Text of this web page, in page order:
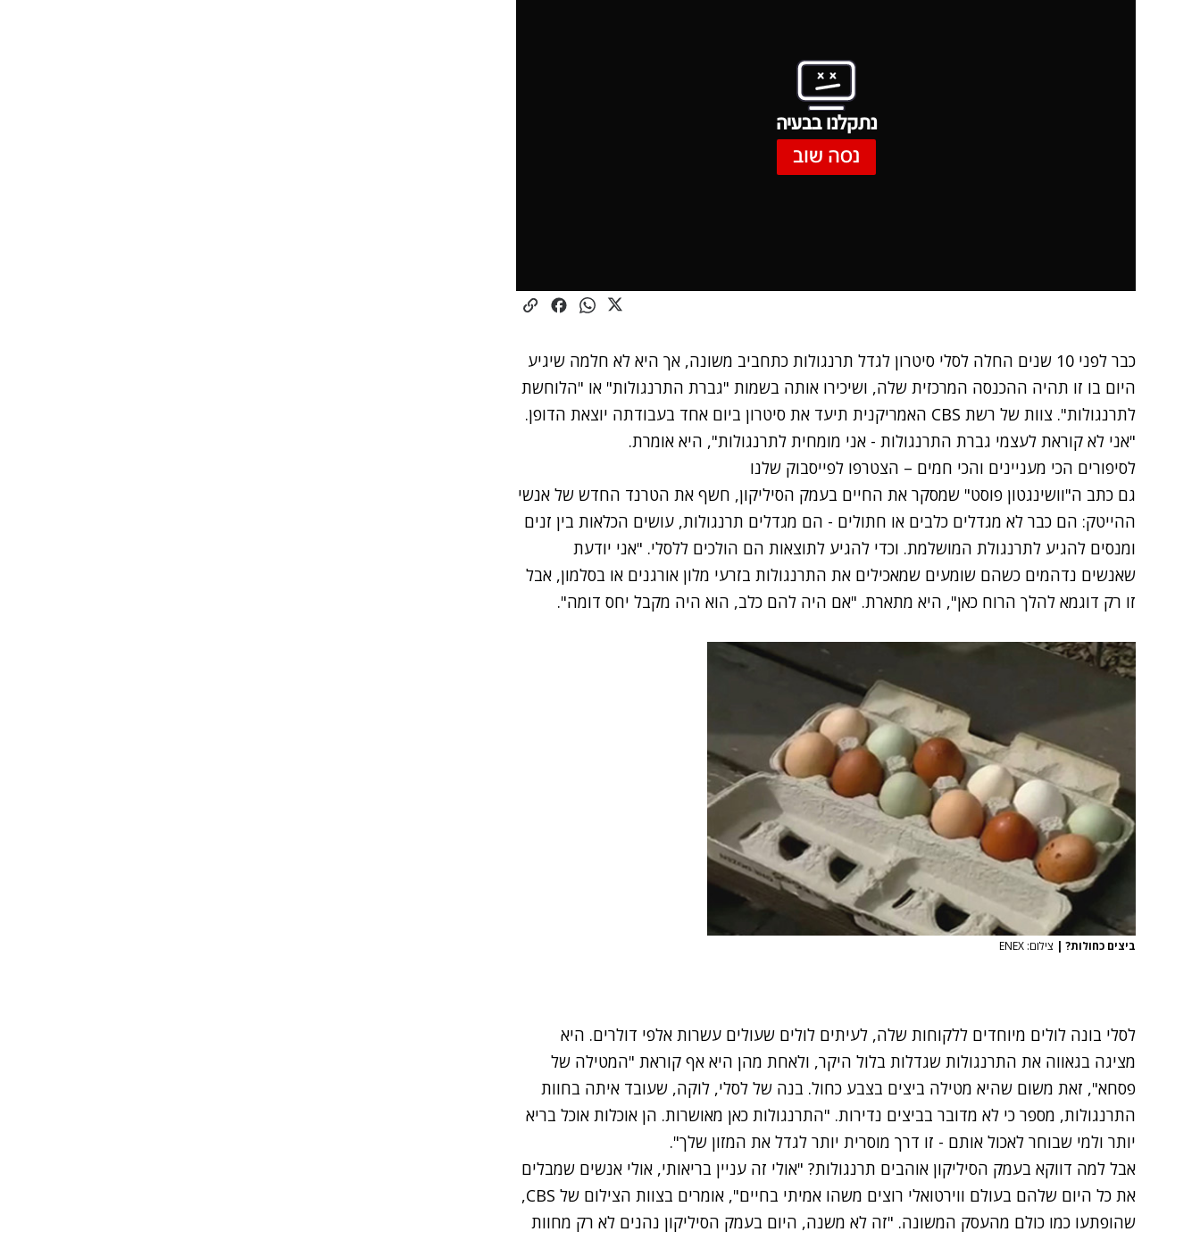
נתקלנו בבעיה
נסה שוב
כבר לפני 10 שנים החלה לסלי סיטרון לגדל תרנגולות כתחביב משונה, אך היא לא חלמה שיגיע
היום בו זו תהיה ההכנסה המרכזית שלה, ושיכירו אותה בשמות "גברת התרנגולות" או "הלוחשת
לתרנגולות". צוות של רשת CBS האמריקנית תיעד את סיטרון ביום אחד בעבודתה יוצאת הדופן.
"אני לא קוראת לעצמי גברת התרנגולות - אני מומחית לתרנגולות", היא אומרת.
לסיפורים הכי מעניינים והכי חמים – הצטרפו לפייסבוק שלנו
גם כתב ה"וושינגטון פוסט" שמסקר את החיים בעמק הסיליקון, חשף את הטרנד החדש של אנשי
ההייטק: הם כבר לא מגדלים כלבים או חתולים - הם מגדלים תרנגולות, עושים הכלאות בין זנים
ומנסים להגיע לתרנגולת המושלמת. וכדי להגיע לתוצאות הם הולכים ללסלי. "אני יודעת
שאנשים נדהמים כשהם שומעים שמאכילים את התרנגולות בזרעי מלון אורגנים או בסלמון, אבל
זו רק דוגמא להלך הרוח כאן", היא מתארת. "אם היה להם כלב, הוא היה מקבל יחס דומה".
ביצים כחולות? | צילום: ENEX‎
לסלי בונה לולים מיוחדים ללקוחות שלה, לעיתים לולים שעולים עשרות אלפי דולרים. היא
מציגה בגאווה את התרנגולות שגדלות בלול היקר, ולאחת מהן היא אף קוראת "המטילה של
פסחא", זאת משום שהיא מטילה ביצים בצבע כחול. בנה של לסלי, לוקה, שעובד איתה בחוות
התרנגולות, מספר כי לא מדובר בביצים נדירות. "התרנגולות כאן מאושרות. הן אוכלות אוכל בריא
יותר ולמי שבוחר לאכול אותם - זו דרך מוסרית יותר לגדל את המזון שלך".
אבל למה דווקא בעמק הסיליקון אוהבים תרנגולות? "אולי זה עניין בריאותי, אולי אנשים שמבלים
את כל היום שלהם בעולם ווירטואלי רוצים משהו אמיתי בחיים", אומרים בצוות הצילום של CBS,
שהופתעו כמו כולם מהעסק המשונה. "זה לא משנה, היום בעמק הסיליקון נהנים לא רק מחוות